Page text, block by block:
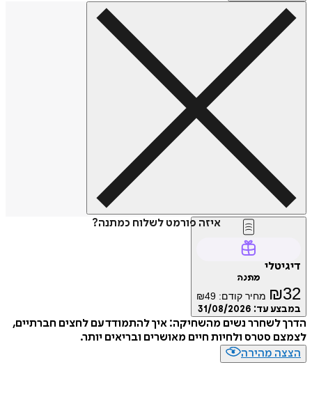
איזה פורמט לשלוח כמתנה?
₪ מחיר קודם: ₪49
עד:31/08/2026
לשחרר נשים מהשחיקה: איך להתמודד עם לחצים חברתיים,
סטרס ולחיות חיים מאושרים ובריאים יותר.
מהירה